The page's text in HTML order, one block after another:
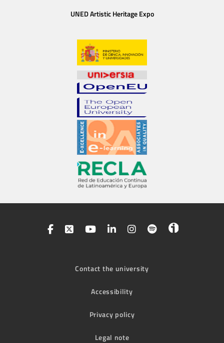
UNED Artistic Heritage Expo
Contact the university
Accessibility
Privacy policy
Legal note